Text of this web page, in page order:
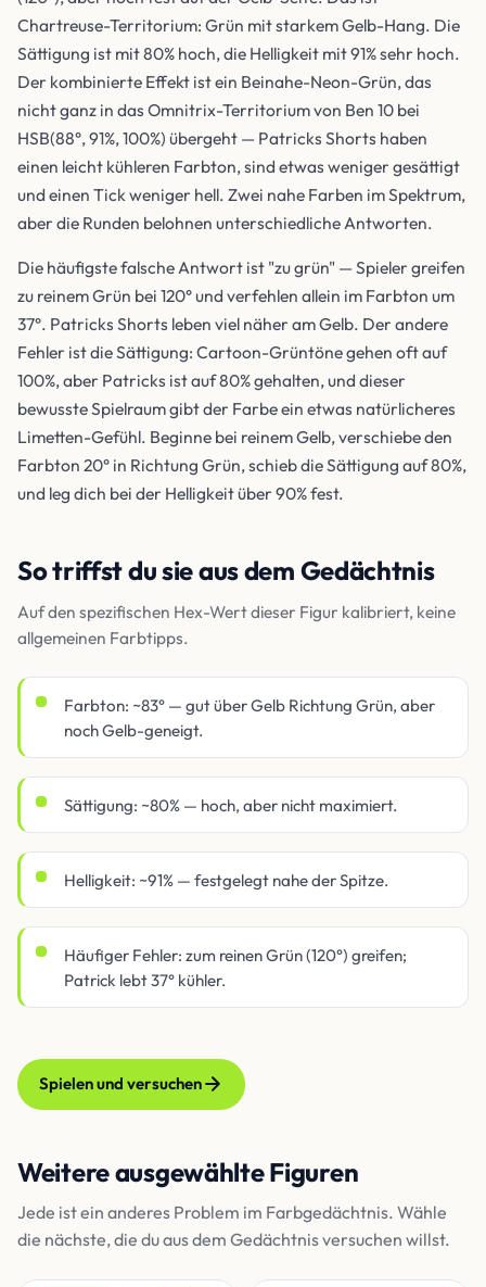
Chartreuse-Territorium: Grün mit starkem Gelb-Hang. Die
Sättigung ist mit 80% hoch, die Helligkeit mit 91% sehr hoch.
Der kombinierte Effekt ist ein Beinahe-Neon-Grün, das
nicht ganz in das Omnitrix-Territorium von Ben 10 bei
HSB(88°, 91%, 100%) übergeht — Patricks Shorts haben
einen leicht kühleren Farbton, sind etwas weniger gesättigt
und einen Tick weniger hell. Zwei nahe Farben im Spektrum,
aber die Runden belohnen unterschiedliche Antworten.
Die häufigste falsche Antwort ist "zu grün" — Spieler greifen
zu reinem Grün bei 120° und verfehlen allein im Farbton um
37°. Patricks Shorts leben viel näher am Gelb. Der andere
Fehler ist die Sättigung: Cartoon-Grüntöne gehen oft auf
100%, aber Patricks ist auf 80% gehalten, und dieser
bewusste Spielraum gibt der Farbe ein etwas natürlicheres
Limetten-Gefühl. Beginne bei reinem Gelb, verschiebe den
Farbton 20° in Richtung Grün, schieb die Sättigung auf 80%,
und leg dich bei der Helligkeit über 90% fest.
So triffst du sie aus dem Gedächtnis
Auf den spezifischen Hex-Wert dieser Figur kalibriert, keine
allgemeinen Farbtipps.
Farbton: ~83° — gut über Gelb Richtung Grün, aber
noch Gelb-geneigt.
Sättigung: ~80% — hoch, aber nicht maximiert.
Helligkeit: ~91% — festgelegt nahe der Spitze.
Häufiger Fehler: zum reinen Grün (120°) greifen;
Patrick lebt 37° kühler.
Spielen und versuchen
Weitere ausgewählte Figuren
Jede ist ein anderes Problem im Farbgedächtnis. Wähle
die nächste, die du aus dem Gedächtnis versuchen willst.